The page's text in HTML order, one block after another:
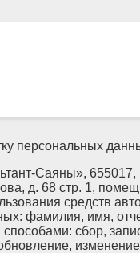
персональных
Саяны», 655017,
д. 68 стр. 1,
средств
фамилия, имя,
сбор,